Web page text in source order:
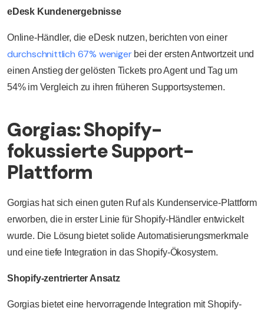
eDesk Kundenergebnisse
Online-Händler, die eDesk nutzen, berichten von einer
durchschnittlich 67% wenigerbei der ersten Antwortzeit und
einen Anstieg der gelösten Tickets pro Agent und Tag um
54% im Vergleich zu ihren früheren Supportsystemen.
Gorgias: Shopify-
fokussierte Support-
Plattform
Gorgias hat sich einen guten Ruf als Kundenservice-Plattform
erworben, die in erster Linie für Shopify-Händler entwickelt
wurde. Die Lösung bietet solide Automatisierungsmerkmale
und eine tiefe Integration in das Shopify-Ökosystem.
Shopify-zentrierter Ansatz
Gorgias bietet eine hervorragende Integration mit Shopify-